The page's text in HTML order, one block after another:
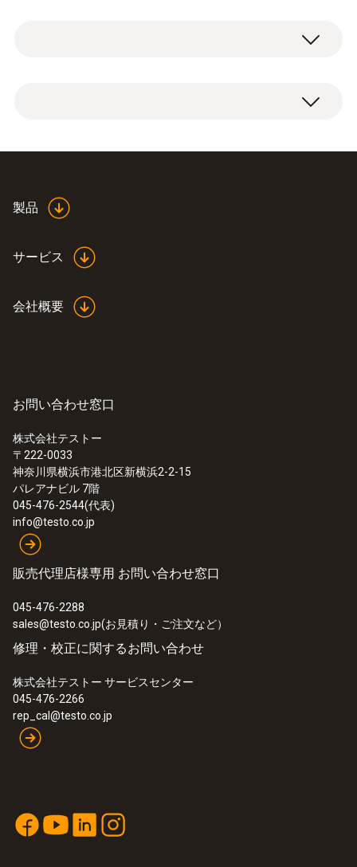
食用油テスターの校正・調整を行うためのオ
し、校正モードでラベルに記載された数値を
準値 (20%前後) の改善版をお届けしておりま
改善版では使用期限も拡大しております。
下記のうちいずれか短い方が適用されます。
・開封より6ヵ月
フライ油テスターの校正・調整に使用する基
:0563 2750
testo 270 - 食用油テスター
¥47,000
¥51,700
testo 270 + testo 104-IR BT セット
¥106,000
製品
サービス
会社概要
お問い合わせ窓口
株式会社テストー
〒222-0033
神奈川県横浜市港北区新横浜2-2-15
パレアナビル 7階
045-476-2544(代表)
info@testo.co.jp
販売代理店様専用 お問い合わせ窓口
045-476-2288
sales@testo.co.jp(お見積り・ご注文など）
修理・校正に関するお問い合わせ
株式会社テストー サービスセンター
045-476-2266
rep_cal@testo.co.jp